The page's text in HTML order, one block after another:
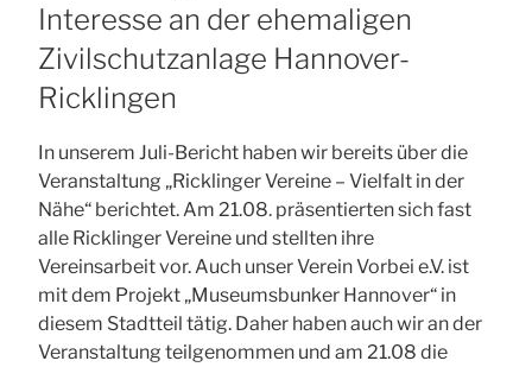
Interesse an der ehemaligen
Zivilschutzanlage Hannover-
Ricklingen
In unserem Juli-Bericht haben wir bereits über die
Veranstaltung „Ricklinger Vereine – Vielfalt in der
Nähe“ berichtet. Am 21.08. präsentierten sich fast
alle Ricklinger Vereine und stellten ihre
Vereinsarbeit vor. Auch unser Verein Vorbei e.V. ist
mit dem Projekt „Museumsbunker Hannover“ in
diesem Stadtteil tätig. Daher haben auch wir an der
Veranstaltung teilgenommen und am 21.08 die